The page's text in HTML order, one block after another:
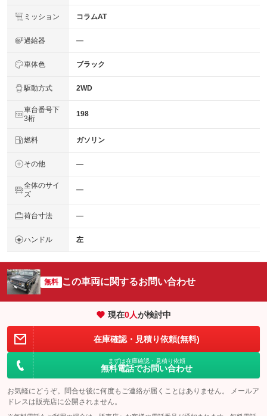
ミッション コラムAT
過給器 ―
車体色 ブラック
駆動方式 2WD
車台番号下
3桁
198
燃料 ガソリン
その他 ―
全体のサイ
ズ
―
荷台寸法 ―
ハンドル 左
無料 この車両に関するお問い合わせ
現在0人が検討中
在庫確認・見積り依頼(無料)
まずは在庫確認・見積り依頼
無料電話でお問い合わせ
お気軽にどうぞ。問合せ後に何度もご連絡が届くことはありません。 メールア
ドレスは販売店に公開されません。